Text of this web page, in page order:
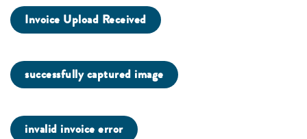
Invoice Upload Received
successfully captured image
invalid invoice error